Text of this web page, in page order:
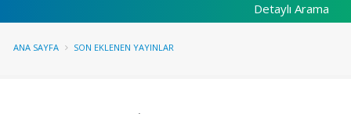
Detaylı Arama
ANA SAYFA SON EKLENEN YAYINLAR